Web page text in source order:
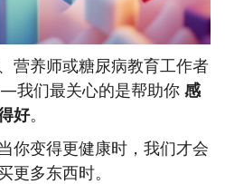
营养师或糖尿病教育工作者
们最关心的是帮助你 感
好。
你变得更健康时，我们才会
更多东西时。